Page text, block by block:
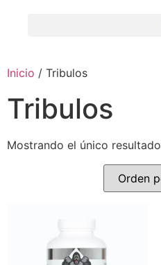
Inicio / Tribulos
Tribulos
Mostrando el único resultado